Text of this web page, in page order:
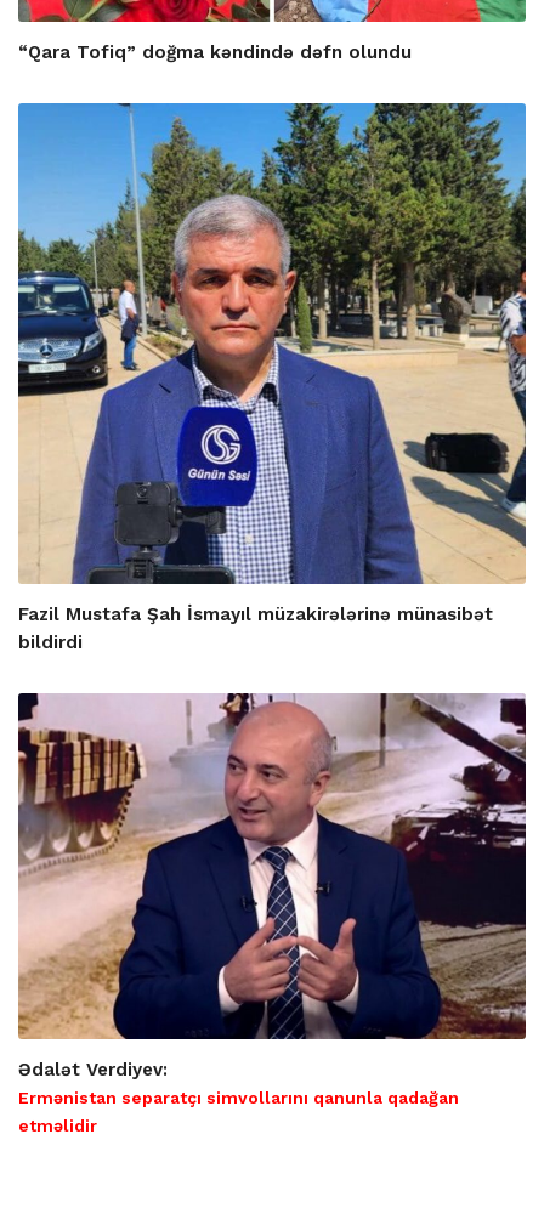
“Qara Tofiq” doğma kəndində dəfn olundu
Fazil Mustafa Şah İsmayıl müzakirələrinə münasibət
bildirdi
Ədalət Verdiyev:
Ermənistan separatçı simvollarını qanunla qadağan
etməlidir